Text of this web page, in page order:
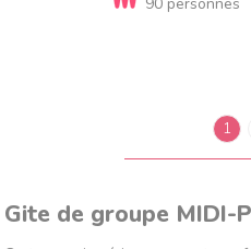
SN
1
Gite de groupe MIDI-